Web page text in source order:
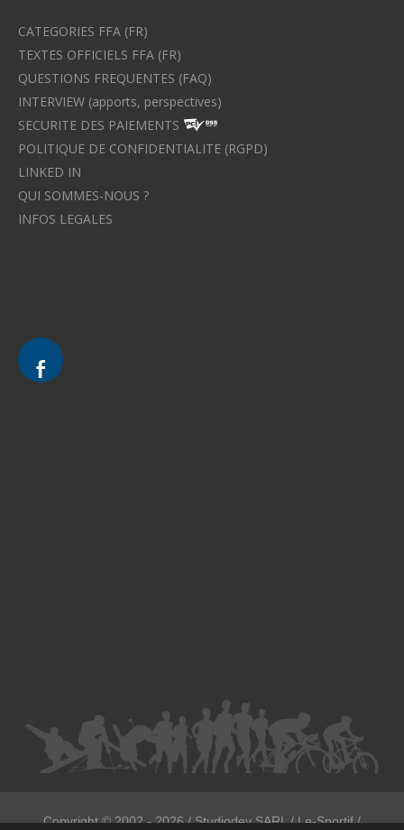
CATEGORIES FFA (FR)
TEXTES OFFICIELS FFA (FR)
QUESTIONS FREQUENTES (FAQ)
INTERVIEW (apports, perspectives)
SECURITE DES PAIEMENTS
POLITIQUE DE CONFIDENTIALITE (RGPD)
LINKED IN
QUI SOMMES-NOUS ?
INFOS LEGALES
Copyright ©2002 - 2026/ Studiodev SARL / Le-Sportif /